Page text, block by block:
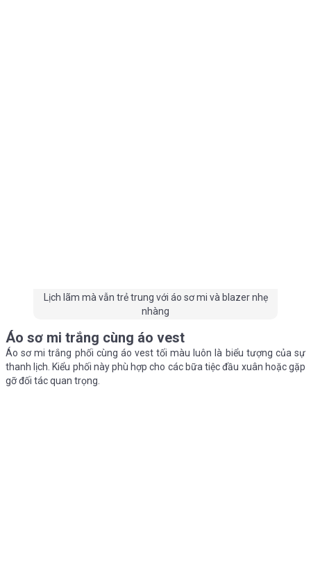
Lịch lãm mà vẫn trẻ trung với áo sơ mi và blazer nhẹ
nhàng
Áo sơ mi trắng cùng áo vest
Áo sơ mi trắng phối cùng áo vest tối màu luôn là biểu tượng của sự
thanh lịch. Kiểu phối này phù hợp cho các bữa tiệc đầu xuân hoặc gặp
gỡ đối tác quan trọng.